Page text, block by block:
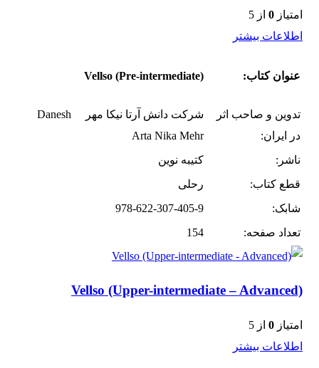
امتیاز 0 از 5
اطلاعات بیشتر
عنوان کتاب: Vellso (Pre-intermediate)
تدوین و صاحب اثر
در ایران:
شرکت دانش آرتا نیکا مهر Danesh
Arta Nika Mehr
ناشر:
کتیبه نوین
قطع کتاب:
رحلی
شابک:
978-622-307-405-9
تعداد صفحه:
154
Vellso (Upper-intermediate – Advanced)
امتیاز 0 از 5
اطلاعات بیشتر